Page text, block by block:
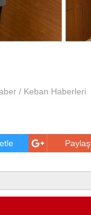
/ Keban Haberleri
Paylaş